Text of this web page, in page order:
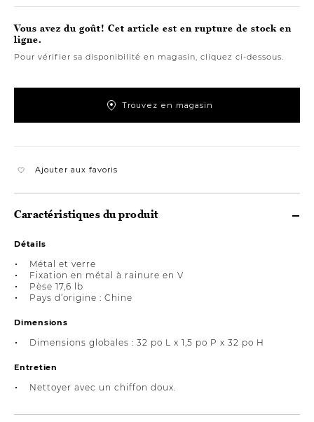
Vous avez du goût! Cet article est en rupture de stock en
ligne.
Pour vérifier sa disponibilité en magasin, cliquez ci-dessous.
Trouvez en magasin
Ajouter aux favoris
Caractéristiques du produit
Détails
Métal et verre
Fixation en métal à rainure en V
Pèse 17,6 lb
Pays d’origine : Chine
Dimensions
Dimensions globales : 32 po L x 1,5 po P x 32 po H
Entretien
Nettoyer avec un chiffon doux.